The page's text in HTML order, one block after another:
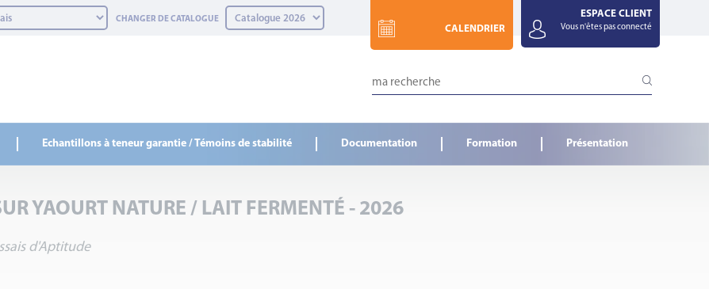
CHANGER DE CATALOGUE
CALENDRIER
ESPACE CLIENT
Vous n'êtes pas connecté
Echantillons à teneur garantie / Témoins de stabilité Documentation Formation Présentation
YAOURT NATURE / LAIT FERMENTÉ - 2026
d'Aptitude